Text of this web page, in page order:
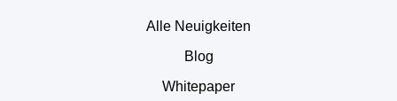
Alle Neuigkeiten
Blog
Whitepaper